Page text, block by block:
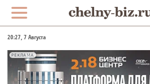
20:27, 7 Августа
РЕКЛАМА